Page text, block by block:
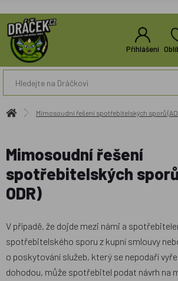
Přihlášení
Mimosoudní řešení spotřebitelských sporů
Mimosoudní řešení
spotřebitelských sporů
ODR)
V případě, že dojde mezi námi a
spotřebitelského sporu z kupní smlouvy
o poskytování služeb, který se nepodaří
dohodou, může spotřebitel podat návrh na